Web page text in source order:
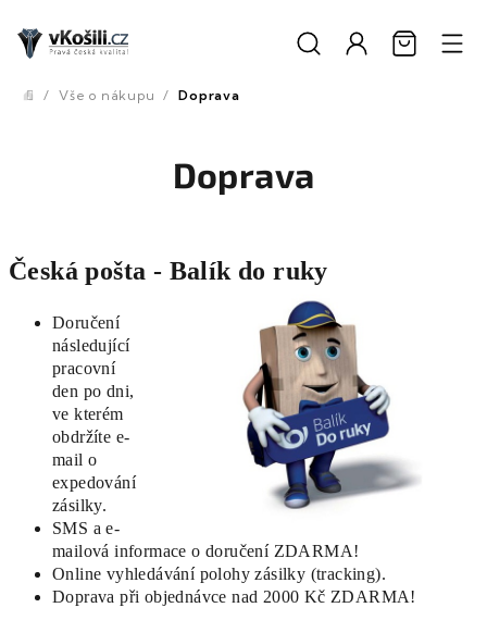
obsah
Domů
/ Vše o nákupu / Doprava
Doprava
Česká pošta - Balík do ruky
Doručení
následující
pracovní
den po dni,
ve kterém
obdržíte e-
mail o
expedování
zásilky.
SMS a e-
mailová informace o doručení ZDARMA!
Online vyhledávání polohy zásilky (tracking).
Doprava při objednávce nad 2000 Kč ZDARMA!